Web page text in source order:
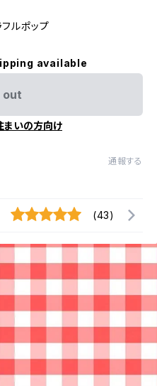
ルポップ
available
out
まいの方向け
通報する
(43)